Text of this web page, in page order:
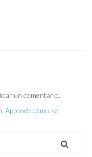
un comentario.
Aprende cómo se